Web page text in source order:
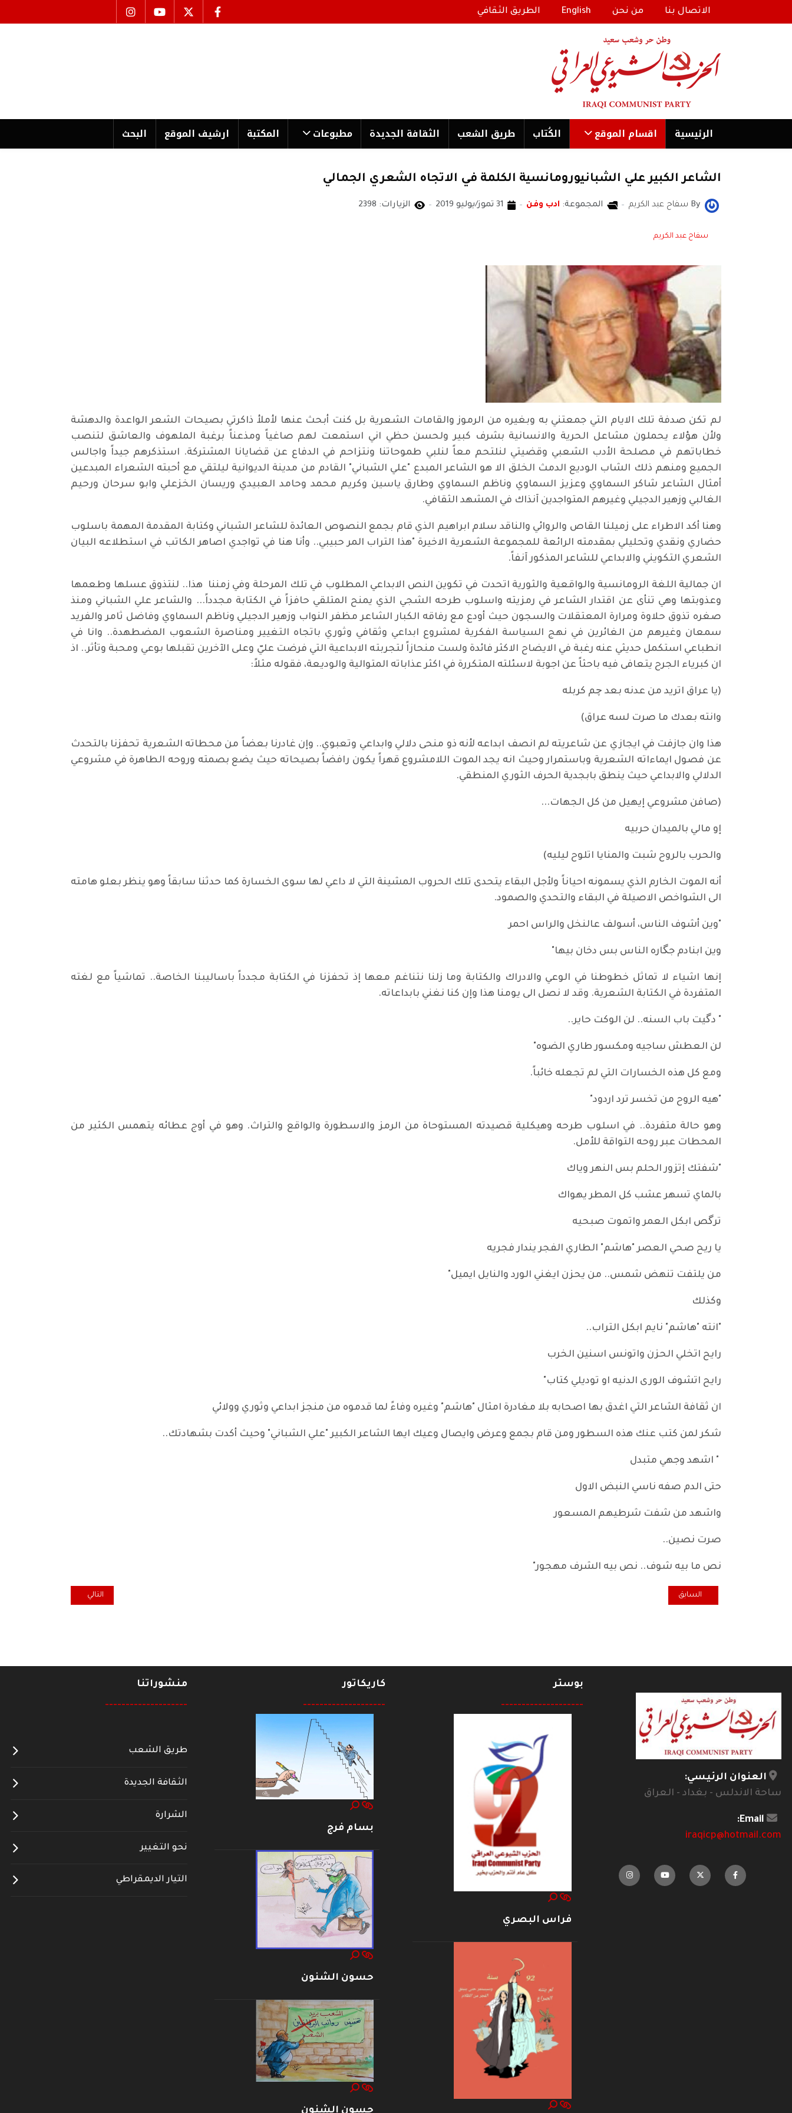
الاتصال بنا من نحن English الطريق الثقافي
الرئیسية اقسام الموقع الكُتاب طریق الشعب الثقافة الجدیدة مطبوعات المكتبة ارشیف الموقع البحث
الشاعر الكبير علي الشبانيورومانسية الكلمة في الاتجاه الشعري الجمالي
By سفاح عبد الكريم المجموعة: ادب وفن 31 تموز/يوليو 2019 الزيارات: 2398
سفاح عبد الكريم
لم تكن صدفة تلك الايام التي جمعتني به وبغيره من الرموز والقامات الشعرية بل كنت أبحث عنها لأملأ ذاكرتي بصيحات الشعر الواعدة والدهشة
ولأن هؤلاء يحملون مشاعل الحرية والانسانية بشرف كبير ولحسن حظي اني استمعت لهم صاغياً ومذعناً برغبة الملهوف والعاشق لتنصب
خطاباتهم في مصلحة الأدب الشعبي وقضيتي لنلتحم معاً لنلبي طموحاتنا ونتزاحم في الدفاع عن قضايانا المشتركة. استذكرهم جيداً واجالس
الجميع ومنهم ذلك الشاب الوديع الدمث الخلق الا هو الشاعر المبدع "علي الشباني" القادم من مدينة الديوانية ليلتقي مع أحبته الشعراء المبدعين
أمثال الشاعر شاكر السماوي وعزيز السماوي وناظم السماوي وطارق ياسين وكريم محمد وحامد العبيدي وريسان الخزعلي وابو سرحان ورحيم
الغالبي وزهير الدجيلي وغيرهم المتواجدين آنذاك في المشهد الثقافي.
وهنا أكد الاطراء على زميلنا القاص والروائي والناقد سلام ابراهيم الذي قام بجمع النصوص العائدة للشاعر الشباني وكتابة المقدمة المهمة باسلوب
حضاري ونقدي وتحليلي بمقدمته الرائعة للمجموعة الشعرية الاخيرة "هذا التراب المر حبيبي.. وأنا هنا في تواجدي اصاهر الكاتب في استطلاعه البيان
الشعري التكويني والابداعي للشاعر المذكور آنفاً.
ان جمالية اللغة الرومانسية والواقعية والثورية اتحدت في تكوين النص الابداعي المطلوب في تلك المرحلة وفي زمننا هذا.. لنتذوق عسلها وطعمها
وعذوبتها وهي تنأى عن اقتدار الشاعر في رمزيته واسلوب طرحه الشجي الذي يمنح المتلقي حافزاً في الكتابة مجدداً... والشاعر علي الشباني ومنذ
صغره تذوق حلاوة ومرارة المعتقلات والسجون حيث أودع مع رفاقه الكبار الشاعر مظفر النواب وزهير الدجيلي وناظم السماوي وفاضل ثامر والفريد
سمعان وغيرهم من الغائرين في نهج السياسة الفكرية لمشروع ابداعي وثقافي وثوري باتجاه التغيير ومناصرة الشعوب المضطهدة.. وانا في
انطباعي استكمل حديثي عنه رغبة في الايضاح الاكثر فائدة ولست منحازاً لتجربته الابداعية التي فرضت عليّ وعلى الآخرين تقبلها بوعي ومحبة وتأثر.. اذ
ان كبرياء الجرح يتعافى فيه باحثاً عن اجوبة لاسئلته المتكررة في اكثر عذاباته المتوالية والوديعة، فقوله مثلاً:
(يا عراق اتريد من عدنه بعد چم كربله
وانته بعدك ما صرت لسه عراق)
هذا وان جازفت في ايجازي عن شاعريته لم انصف ابداعه لأنه ذو منحى دلالي وابداعي وتعبوي.. وإن غادرنا بعضاً من محطاته الشعرية تحفزنا بالتحدث
عن فصول ايماءاته الشعرية وباستمرار وحيث انه يجد الموت اللامشروع قهراً يكون رافضاً بصيحاته حيث يضع بصمته وروحه الطاهرة في مشروعي
الدلالي والابداعي حيث ينطق بابجدية الحرف الثوري المنطقي.
(صافن مشروعي إيهيل من كل الجهات...
إو مالي بالميدان حربيه
والحرب بالروح شبت والمنايا اتلوح ليليه)
أنه الموت الخارم الذي يسمونه احياناً ولأجل البقاء يتحدى تلك الحروب المشينة التي لا داعي لها سوى الخسارة كما حدثنا سابقاً وهو ينظر بعلو هامته
الى الشواخص الاصيلة في البقاء والتحدي والصمود.
"وين أشوف الناس، أسولف عالنخل والراس احمر
وين ابنادم جگاره الناس بس دخان بيها"
إنها اشياء لا تماثل خطوطنا في الوعي والادراك والكتابة وما زلنا نتناغم معها إذ تحفزنا في الكتابة مجدداً باساليبنا الخاصة.. تماشياً مع لغته
المتفردة في الكتابة الشعرية. وقد لا نصل الى يومنا هذا وإن كنا نغني بابداعاته.
" دگيت باب السنه.. لن الوكت حاير..
لن العطش ساجيه ومكسور طاري الضوه"
ومع كل هذه الخسارات التي لم تجعله خائباً.
"هيه الروح من تخسر ترد اردود"
وهو حالة متفردة.. في اسلوب طرحه وهيكلية قصيدته المستوحاة من الرمز والاسطورة والواقع والتراث. وهو في أوج عطائه يتهمس الكثير من
المحطات عبر روحه التواقة للأمل.
"شفتك إتزور الحلم بس النهر وياك
بالماي تسهر عشب كل المطر يهواك
ترگص ابكل العمر واتموت صبحيه
يا ريح صحي العصر "هاشم" الطاري الفجر يندار فجريه
من يلتفت تنهض شمس.. من يحزن ايغني الورد والنايل ايميل"
وكذلك
"انته "هاشم" نايم ابكل التراب..
رايح اتخلي الحزن واتونس اسنين الخرب
رايح اتشوف الورى الدنيه او توديلي كتاب"
ان ثقافة الشاعر التي اغدق بها اصحابه بلا مغادرة امثال "هاشم" وغيره وفاءً لما قدموه من منجز ابداعي وثوري وولائي
شكر لمن كتب عنك هذه السطور ومن قام بجمع وعرض وايصال وعيك ايها الشاعر الكبير "علي الشباني" وحيث أكدت بشهادتك..
" اشهد وجهي متبدل
حتى الدم صفه ناسي النبض الاول
واشهد من شفت شرطيهم المسعور
صرت نصين..
نص ما بيه شوف.. نص بيه الشرف مهجور"
المقال السابق: فضاء شعبي... الحكاية الشعبية وفعل الابوذية
السابق المقال التالي: ذاكرة ... تغريدة
التالي
العنوان الرئيسي:
ساحة الاندلس - بغداد - العراق
Email:
iraqicp@hotmail.com
بوستر
--------------------
فراس البصري
كاريكاتور
--------------------
بسام فرج
حسون الشنون
حسون الشنون
منشوراتنا
--------------------
طريق الشعب
الثقافة الجديدة
الشرارة
نحو التغيير
التيار الديمقراطي